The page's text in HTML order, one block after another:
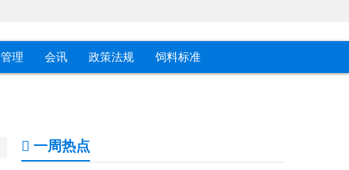
管理 会讯 政策法规 饲料标准
一周热点